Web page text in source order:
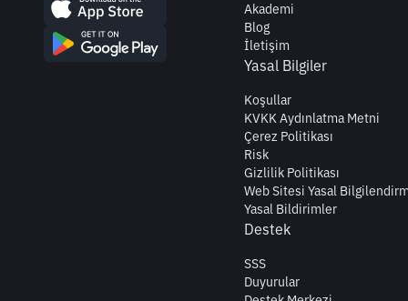
Akademi
Blog
İletişim
Yasal Bilgiler
Koşullar
KVKK Aydınlatma Metni
Çerez Politikası
Risk
Gizlilik Politikası
Web Sitesi Yasal
Yasal Bildirimler
Destek
SSS
Duyurular